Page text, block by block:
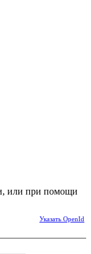
или при помощи
Указать OpenId